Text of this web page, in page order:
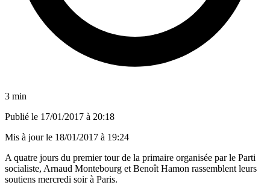
3 min
Publié le 17/01/2017 à 20:18
Mis à jour le 18/01/2017 à 19:24
A quatre jours du premier tour de la primaire organisée par le Parti
socialiste, Arnaud Montebourg et Benoît Hamon rassemblent leurs
soutiens mercredi soir à Paris.